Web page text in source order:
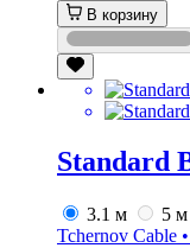
В корзину
Standard
3.1 м
5 м
Tchernov Cable